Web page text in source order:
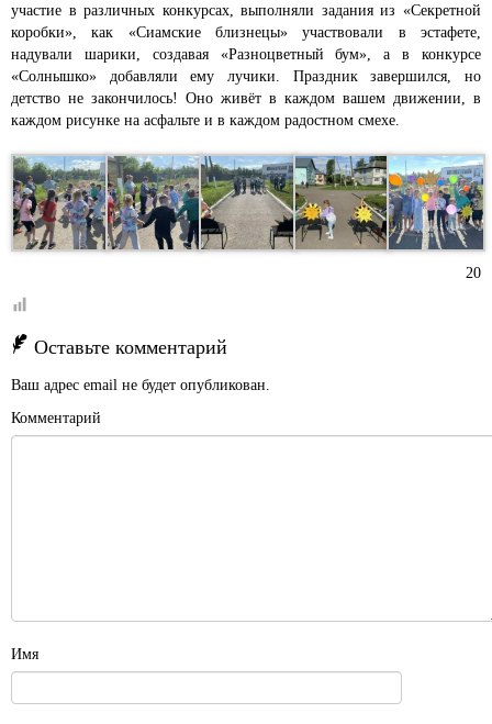
участие в различных конкурсах, выполняли задания из «Секретной
коробки», как «Сиамские близнецы» участвовали в эстафете,
надували шарики, создавая «Разноцветный бум», а в конкурсе
«Солнышко» добавляли ему лучики. Праздник завершился, но
детство не закончилось! Оно живёт в каждом вашем движении, в
каждом рисунке на асфальте и в каждом радостном смехе.
20
Оставьте комментарий
Ваш адрес email не будет опубликован.
Комментарий
Имя